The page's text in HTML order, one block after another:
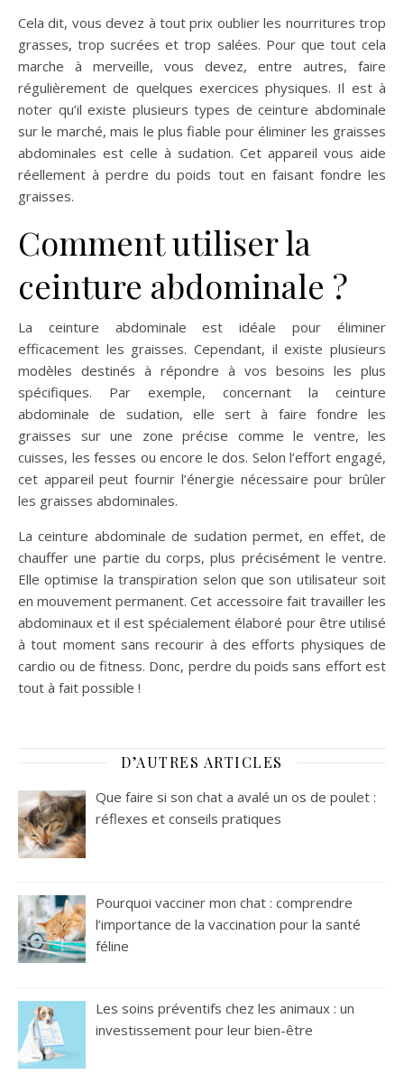
Cela dit, vous devez à tout prix oublier les nourritures trop
grasses, trop sucrées et trop salées. Pour que tout cela
marche à merveille, vous devez, entre autres, faire
régulièrement de quelques exercices physiques. Il est à
noter qu’il existe plusieurs types de ceinture abdominale
sur le marché, mais le plus fiable pour éliminer les graisses
abdominales est celle à sudation. Cet appareil vous aide
réellement à perdre du poids tout en faisant fondre les
graisses.
Comment utiliser la
ceinture abdominale ?
La ceinture abdominale est idéale pour éliminer
efficacement les graisses. Cependant, il existe plusieurs
modèles destinés à répondre à vos besoins les plus
spécifiques. Par exemple, concernant la ceinture
abdominale de sudation, elle sert à faire fondre les
graisses sur une zone précise comme le ventre, les
cuisses, les fesses ou encore le dos. Selon l’effort engagé,
cet appareil peut fournir l’énergie nécessaire pour brûler
les graisses abdominales.
La ceinture abdominale de sudation permet, en effet, de
chauffer une partie du corps, plus précisément le ventre.
Elle optimise la transpiration selon que son utilisateur soit
en mouvement permanent. Cet accessoire fait travailler les
abdominaux et il est spécialement élaboré pour être utilisé
à tout moment sans recourir à des efforts physiques de
cardio ou de fitness. Donc, perdre du poids sans effort est
tout à fait possible !
D’AUTRES ARTICLES
Que faire si son chat a avalé un os de poulet :
réflexes et conseils pratiques
Pourquoi vacciner mon chat : comprendre
l’importance de la vaccination pour la santé
féline
Les soins préventifs chez les animaux : un
investissement pour leur bien-être